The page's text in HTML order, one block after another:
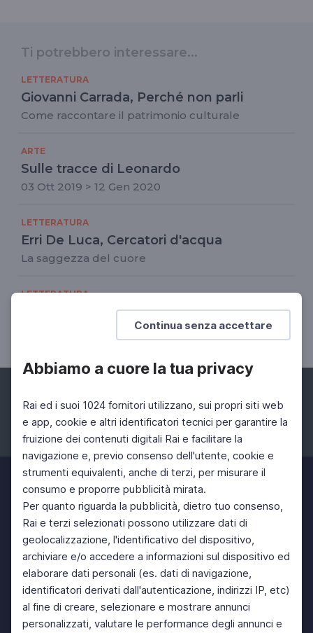
Continua senza accettare
Abbiamo a cuore la tua privacy
Rai ed i suoi 1024 fornitori utilizzano, sui propri siti web
e app, cookie e altri identificatori tecnici per garantire la
fruizione dei contenuti digitali Rai e facilitare la
navigazione e, previo consenso dell'utente, cookie e
strumenti equivalenti, anche di terzi, per misurare il
consumo e proporre pubblicità mirata.
Per quanto riguarda la pubblicità, dietro tuo consenso,
Rai e terzi selezionati possono utilizzare dati di
geolocalizzazione, l'identificativo del dispositivo,
archiviare e/o accedere a informazioni sul dispositivo ed
elaborare dati personali (es. dati di navigazione,
identificatori derivati dall'autenticazione, indirizzi IP, etc)
al fine di creare, selezionare e mostrare annunci
personalizzati, valutare le performance degli annunci e
Ti potrebbero interessare...
LETTERATURA
Giovanni Carrada, Perché non parli
Come raccontare il patrimonio culturale
ARTE
Sulle tracce di Leonardo
03 Ott 2019 > 12 Gen 2020
LETTERATURA
Erri De Luca, Cercatori d'acqua
La saggezza del cuore
LETTERATURA
Antonio Forcellino, Il secolo dei giganti
Il cavallo di bronzo: Leonardo a Milano
Facebook Instagram Twitter